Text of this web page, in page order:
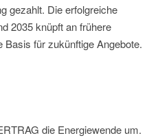
gezahlt. Die erfolgreiche
2035 knüpft an frühere
für zukünftige Angebote.
die Energiewende um.